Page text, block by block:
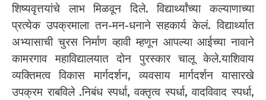
शिष्यवृत्तयांचे लाभ मिळवून दिले. विद्यार्थ्यांच्या कल्याणाच्या
प्रत्येक उपक्रमाला तन-मन-धनाने सहकार्य केलं. विद्यार्थ्यात
अभ्यासाची चुरस निर्माण व्हावी म्हणून आपल्या आईच्या नावाने
कामरगाव महाविद्यालयात दोन पुरस्कार चालू केले.याशिवाय
व्यक्तिमत्व विकास मार्गदर्शन, व्यवसाय मार्गदर्शन यासारखे
उपक्रम राबविले .निबंध स्पर्धा, वक्तृत्व स्पर्धा, वादविवाद स्पर्धा,